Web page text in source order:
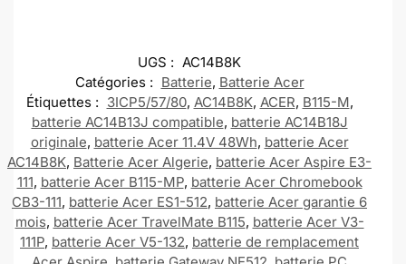
UGS : AC14B8K
Catégories : Batterie, Batterie Acer
Étiquettes : 3ICP5/57/80, AC14B8K, ACER, B115-M,
batterie AC14B13J compatible, batterie AC14B18J
originale, batterie Acer 11.4V 48Wh, batterie Acer
AC14B8K, Batterie Acer Algerie, batterie Acer Aspire E3-
111, batterie Acer B115-MP, batterie Acer Chromebook
CB3-111, batterie Acer ES1-512, batterie Acer garantie 6
mois, batterie Acer TravelMate B115, batterie Acer V3-
111P, batterie Acer V5-132, batterie de remplacement